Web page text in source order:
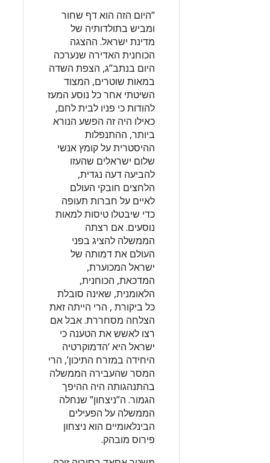
“היום הזה הוא דף שחור
ומביש בתולדותיה של
מדינת ישראל. ההצגה
הכוחנית האדירה שנערכה
היום בנתב”ג, הצפת השדה
במאות שוטרים, המצוד
השיטתי אחר כל נוסע המעז
להודות כי פניו לבית לחם,
כאילו היה זה הפשע הנורא
ביותר, ההתנפלות
ההיסטרית על קומץ אנשי
שלום ישראלים שהעזו
להביעה דעה נגדית,
הלחצים חובקי העולם
לאיים על חברות תעופה
כדי שיבטלו טיסות למאות
נוסעים. אם רצתה
הממשלה להציג בפני
העולם את דמותה של
ישראל המכוערת,
המדכאת, הכוחנית,
הלאומנית, שאינה סובלת
כל ביקורת , הרי הייתה זאת
הצלחה מסחררת. אבל אם
רצו לאשש את הטענה כי
ישראל היא ‘הדמוקרטיה
היחידה במזרח התיכון’, הרי
המסר שהעבירה הממשלה
בהתנהגותה היה ההיפך
הגמור. ה”ניצחון” שנחלה
הממשלה על הפעילים
הבינלאומיים הוא ניצחון
פירוס מובהק.